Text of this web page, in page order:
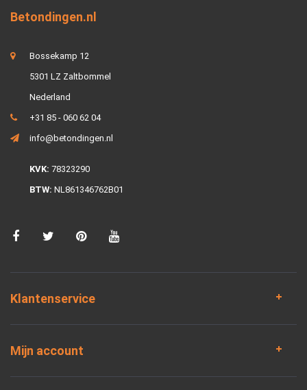
Betondingen.nl
Bossekamp 12
5301 LZ Zaltbommel
Nederland
+31 85 - 060 62 04
info@betondingen.nl
KVK: 78323290
BTW: NL861346762B01
Klantenservice
Mijn account